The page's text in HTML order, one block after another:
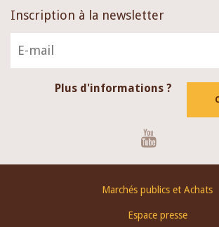
Inscription à la newsletter
Plus d'informations ?
Marchés publics et Achats
Espace presse